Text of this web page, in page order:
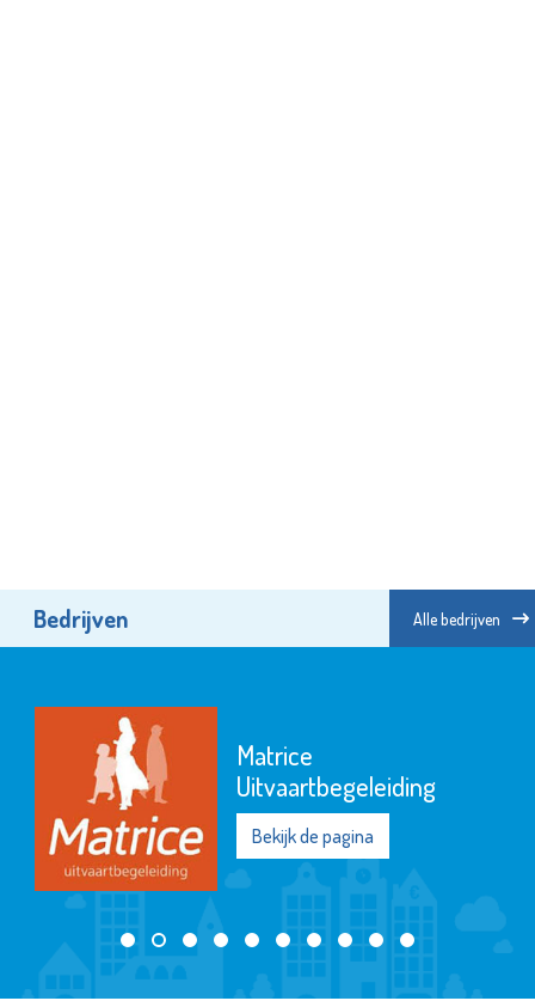
Bedrijven Alle bedrijven
Matrice
Uitvaartbegeleiding
Bekijk de pagina